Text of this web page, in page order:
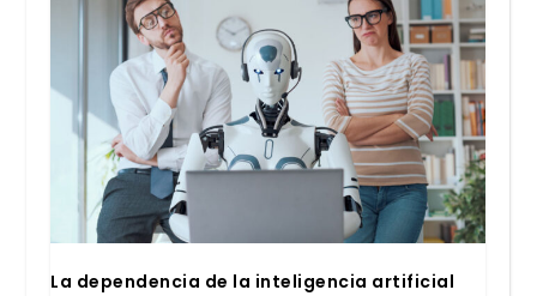
La depen­den­cia de la inte­li­gen­cia arti­fi­cial